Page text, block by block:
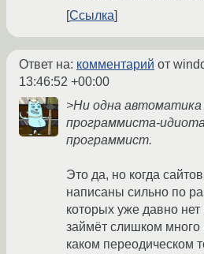
Ссылка
Ответ на: комментарий от
13:46:52 +00:00
>Ни одна
программиста-
программист.
Это да, но когда
написаны сильно по
которых уже давно нет
займёт слишком
каком переодическом